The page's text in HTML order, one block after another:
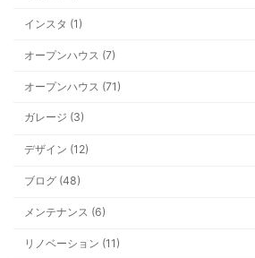
インスタ (1)
オープンハウス (7)
オープンハウス (71)
ガレージ (3)
デザイン (12)
ブログ (48)
メンテナンス (6)
リノベーション (11)